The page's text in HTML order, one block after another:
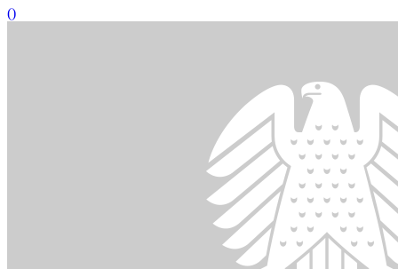
Online-Dienste
im Kampf gegen Desinformation und Hassrede im Internet.
© picture alliance / imageBROKER | Simon Belcher
Experten üben moderate Kritik am Digitale-Dienste-Gesetz